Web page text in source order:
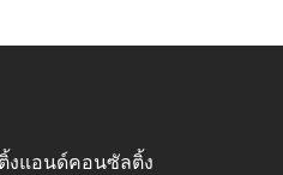
งแอนด์คอนซัลติ้ง